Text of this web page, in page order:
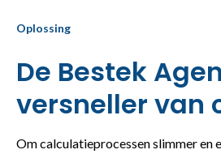
Oplossing
De Bestek
versneller van
Om calculatieprocessen slimmer en